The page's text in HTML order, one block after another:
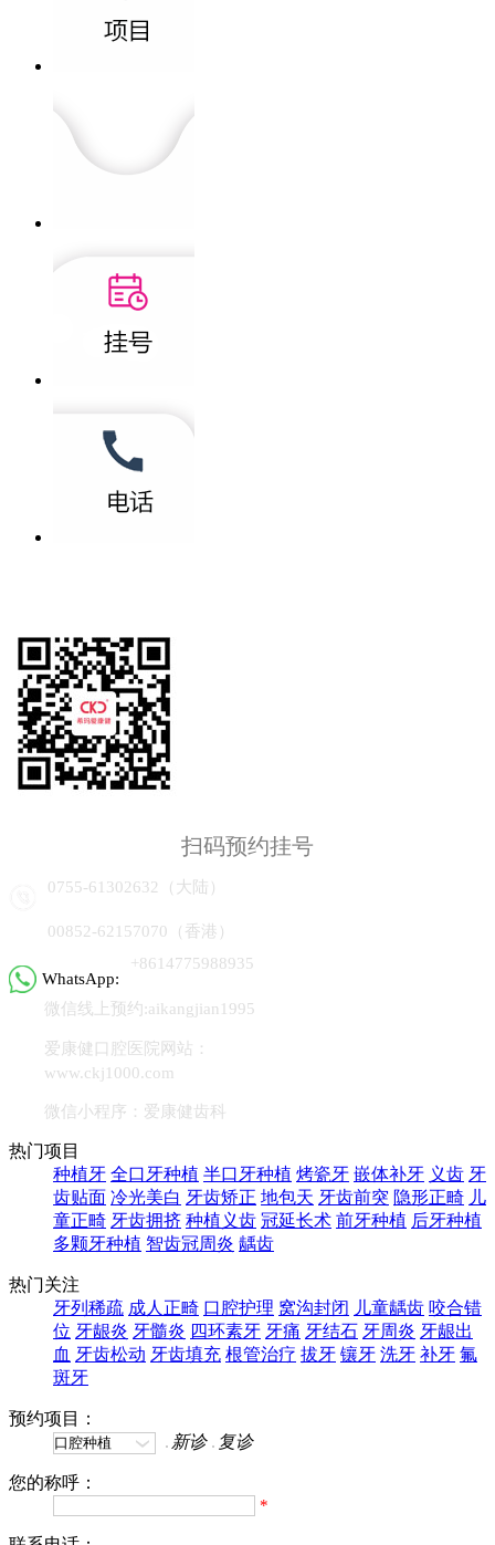
扫码预约挂号
0755-61302632（大陆）
00852-62157070（香港）
WhatsApp:
+8614775988935
微信线上预约:aikangjian1995
爱康健口腔医院网站：
www.ckj1000.com
微信小程序：爱康健齿科
热门项目
种植牙 全口牙种植 半口牙种植 烤瓷牙 嵌体补牙 义齿 牙
齿贴面 冷光美白 牙齿矫正 地包天 牙齿前突 隐形正畸 儿
童正畸 牙齿拥挤 种植义齿 冠延长术 前牙种植 后牙种植
多颗牙种植 智齿冠周炎 龋齿
热门关注
牙列稀疏 成人正畸 口腔护理 窝沟封闭 儿童龋齿 咬合错
位 牙龈炎 牙髓炎 四环素牙 牙痛 牙结石 牙周炎 牙龈出
血 牙齿松动 牙齿填充 根管治疗 拔牙 镶牙 洗牙 补牙 氟
斑牙
预约项目：
新诊
复诊
您的称呼：
*